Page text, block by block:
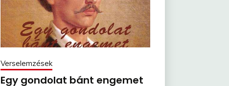
Verselemzések
Egy gondolat bánt engemet